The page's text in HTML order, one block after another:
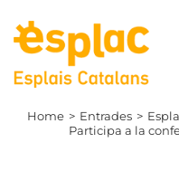
content
Home Entrades
Participa a la